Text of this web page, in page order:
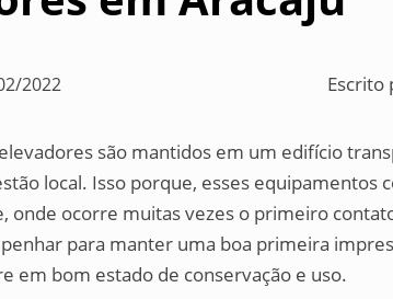
2022 Escrito
são mantidos em um edifício
local. Isso porque, esses equipamentos
onde ocorre muitas vezes o primeiro
para manter uma boa primeira
em bom estado de conservação e uso.